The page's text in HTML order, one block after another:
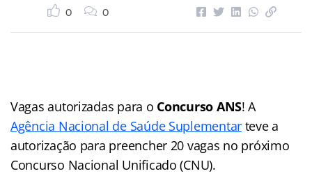
0 0
Vagas autorizadas para o Concurso ANS! A
Agência Nacional de Saúde Suplementar teve a
autorização para preencher 20 vagas no próximo
Concurso Nacional Unificado (CNU).